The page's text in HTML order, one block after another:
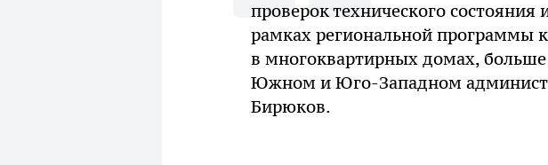
проверок технического
рамках региональной программы
в многоквартирных домах,
Южном и Юго-Западном
Бирюков.